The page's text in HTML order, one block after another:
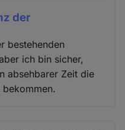
der
bestehenden
ich bin sicher,
absehbarer Zeit die